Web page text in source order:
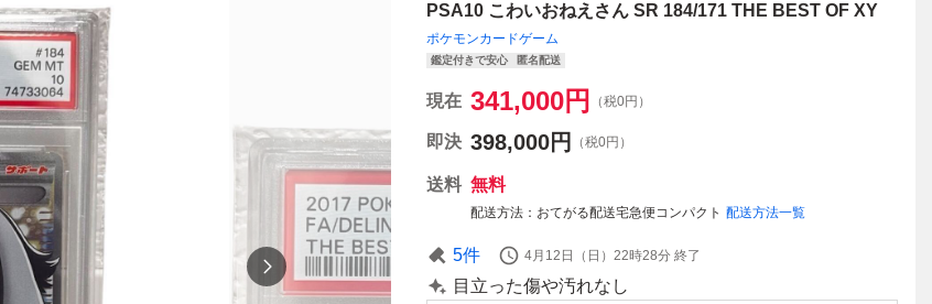
PSA10 こわいおねえさん SR 184/171 THE BEST OF XY
ポケモンカードゲーム
鑑定付きで安心 匿名配送
現在 341,000円 （税0円）
即決 398,000円 （税0円）
送料 無料
配送方法 おてがる配送宅急便コンパクト 配送方法一覧
5件 4月12日（日）22時28分 終了
目立った傷や汚れなし